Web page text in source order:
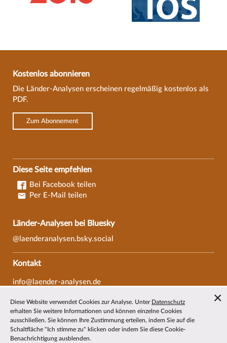
Kostenlos abonnieren
Die Länder-Analysen erscheinen regelmäßig kostenlos als
PDF.
Zum Abonnement
Diese Seite empfehlen
Bei Facebook teilen
Per E-Mail teilen
Länder-Analysen bei Bluesky
@laenderanalysen.bsky.social
Kontakt
info@laender-analysen.de
Fax: 0421/218-69607
Redaktionen
Wissenschaftliche Beiräte
Diese Website verwendet Cookies zur Analyse. Unter Datenschutz
erhalten Sie weitere Informationen und können einzelne Cookies
ausschließen. Sie können Ihre Zustimmung erteilen, indem Sie auf die
Schaltfläche "Ich stimme zu" klicken oder indem Sie diese Cookie-
Benachrichtigung ausblenden.